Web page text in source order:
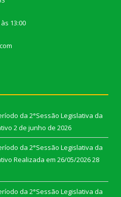
13:00
da 2°Sessão Legislativa da
2 de junho de 2026
da 2°Sessão Legislativa da
Realizada em 26/05/202628
da 2°Sessão Legislativa da